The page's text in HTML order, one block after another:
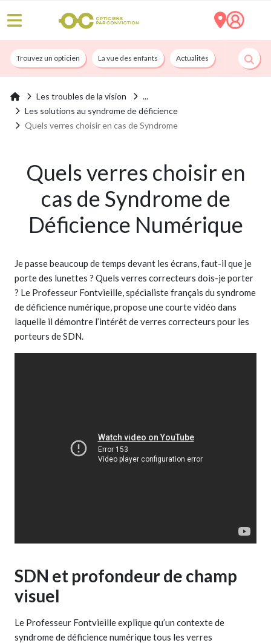
Trouvez un opticien La vue des enfants Actualités Nos services
Les troubles de la vision
Les solutions au syndrome de déficience
Quels verres choisir en cas de Syndrome
Quels verres choisir en
cas de Syndrome de
Déficience Numérique
Je passe beaucoup de temps devant les écrans, faut-il que je
porte des lunettes ? Quels verres correcteurs dois-je porter
? Le Professeur Fontvieille, spécialiste français du syndrome
de déficience numérique, propose une courte vidéo dans
laquelle il démontre l’intérêt de verres correcteurs pour les
porteurs de SDN.
SDN et profondeur de champ
visuel
Le Professeur Fontvieille explique qu’un contexte de
syndrome de déficience numérique tous les verres